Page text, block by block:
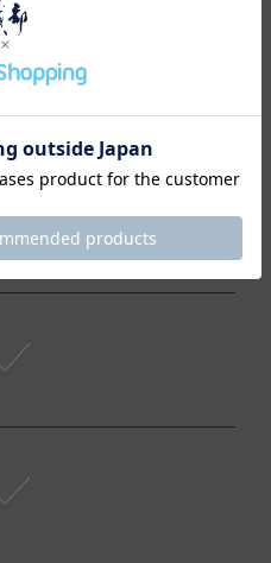
よって織部下北沢店頭で売り
頂きます。
なりますので、ご注文確認